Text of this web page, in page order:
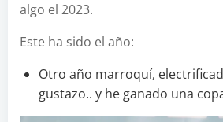
algo el 2023.
Este ha sido el año:
Otro año marroquí,
gustazo.. y he ganado una